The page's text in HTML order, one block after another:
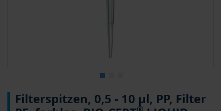
Anfang
derFilterspitzen, 0,5 - 10 µl, PP, Filter